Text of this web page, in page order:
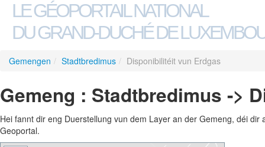
LE GÉOPORTAIL NATIONAL
DU GRAND-DUCHÉ DE
Gemengen / Stadtbredimus / Disponibilitéit vun Erdgas
Gemeng : Stadtbredimus ->
Hei fannt dir eng Duerstellung vun dem Layer an der Gemeng, déi
Geoportal.